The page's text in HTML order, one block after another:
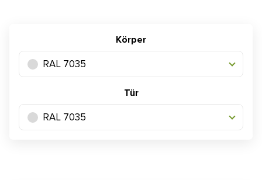
Körper
RAL 7035
Tür
RAL 7035